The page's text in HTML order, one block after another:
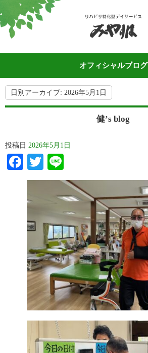
オフィシャルブログ
日別アーカイブ: 2026年5月1日
健’s blog
投稿日 2026年5月1日
Facebook
Twitter